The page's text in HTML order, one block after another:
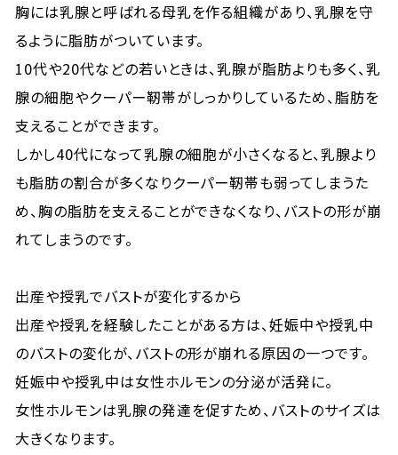
胸には乳腺と呼ばれる母乳を作る組織があり、乳腺を守
るように脂肪がついています。
10代や20代などの若いときは、乳腺が脂肪よりも多く、乳
腺の細胞やクーパー靭帯がしっかりしているため、脂肪を
支えることができます。
しかし40代になって乳腺の細胞が小さくなると、乳腺より
も脂肪の割合が多くなりクーパー靭帯も弱ってしまうた
め、胸の脂肪を支えることができなくなり、バストの形が崩
れてしまうのです。
出産や授乳でバストが変化するから
出産や授乳を経験したことがある方は、妊娠中や授乳中
のバストの変化が、バストの形が崩れる原因の一つです。
妊娠中や授乳中は女性ホルモンの分泌が活発に。
女性ホルモンは乳腺の発達を促すため、バストのサイズは
大きくなります。